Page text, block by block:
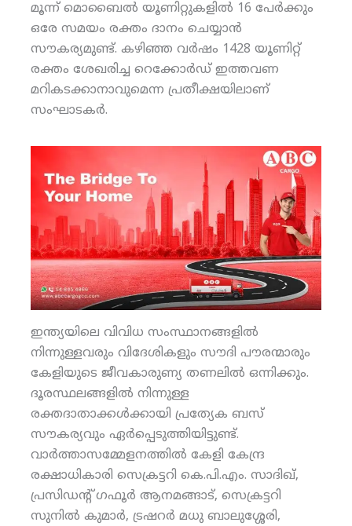
മൂന്ന് മൊബൈല്‍ യൂണിറ്റുകളില്‍ 16 പേര്‍ക്കും
ഒരേ സമയം രക്തം ദാനം ചെയ്യാന്‍
സൗകര്യമുണ്ട്. കഴിഞ്ഞ വര്‍ഷം 1428 യൂണിറ്റ്
രക്തം ശേഖരിച്ച റെക്കോര്‍ഡ് ഇത്തവണ
മറികടക്കാനാവുമെന്ന പ്രതീക്ഷയിലാണ്
സംഘാടകര്‍.
ഇന്ത്യയിലെ വിവിധ സംസ്ഥാനങ്ങളില്‍
നിന്നുള്ളവരും വിദേശികളും സൗദി പൗരന്മാരും
കേളിയുടെ ജീവകാരുണ്യ തണലില്‍ ഒന്നിക്കും.
ദൂരസ്ഥലങ്ങളില്‍ നിന്നുള്ള
രക്തദാതാക്കള്‍ക്കായി പ്രത്യേക ബസ്
സൗകര്യവും ഏര്‍പ്പെടുത്തിയിട്ടുണ്ട്.
വാര്‍ത്താസമ്മേളനത്തില്‍ കേളി കേന്ദ്ര
രക്ഷാധികാരി സെക്രട്ടറി കെ.പി.എം. സാദിഖ്,
പ്രസിഡന്റ് ഗഫൂര്‍ ആനമങ്ങാട്, സെക്രട്ടറി
സുനില്‍ കുമാര്‍, ട്രഷറര്‍ മധു ബാലുശ്ശേരി,